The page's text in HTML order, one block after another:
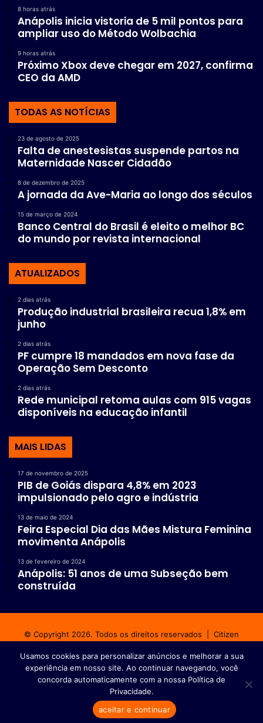
8 horas atrás
Anápolis inicia vistoria de 5 mil pontos para
ampliar uso do Método Wolbachia
9 horas atrás
Próximo Xbox deve chegar em 2027, confirma
CEO da AMD
TODAS AS NOTÍCIAS
23 de agosto de 2025
Falta de anestesistas suspende partos na
Maternidade Nascer Cidadão
8 de dezembro de 2025
A jornada da Ave-Maria ao longo dos séculos
15 de março de 2024
Banco Central do Brasil é eleito o melhor BC
do mundo por revista internacional
ATUALIZADOS
2 dias atrás
Produção industrial brasileira recua 1,8% em
junho
2 dias atrás
PF cumpre 18 mandados em nova fase da
Operação Sem Desconto
2 dias atrás
Rede municipal retoma aulas com 915 vagas
disponíveis na educação infantil
MAIS LIDAS
17 de novembro de 2025
PIB de Goiás dispara 4,8% em 2023
impulsionado pelo agro e indústria
13 de maio de 2024
Feira Especial Dia das Mães Mistura Feminina
movimenta Anápolis
13 de fevereiro de 2024
Anápolis: 51 anos de uma Subseção bem
construída
© Copyright 2026. Todos os direitos reservados | Citizen
Comunicação Integrada
Início Fale conosco Política de privacidade
FacebookInstagramWhatsApp
Usamos cookies para personalizar anúncios e melhorar a sua
experiência em nosso site. Ao continuar navegando, você
concorda automaticamente com a nossa Política de
Privacidade.
aceitar e continuar